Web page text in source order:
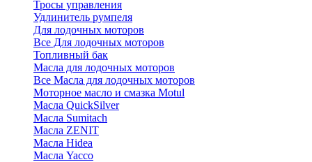
Тросы управления
Удлинитель румпеля
Для лодочных моторов
Все Для лодочных моторов
Топливный бак
Масла для лодочных моторов
Все Масла для лодочных моторов
Моторное масло и смазка Motul
Масла QuickSilver
Масла Sumitach
Масла ZENIT
Масла Hidea
Масла Yacco